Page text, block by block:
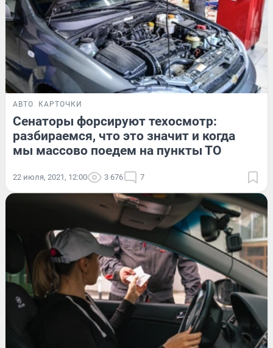
АВТО КАРТОЧКИ
Сенаторы форсируют техосмотр:
разбираемся, что это значит и когда
мы массово поедем на пункты ТО
22 июля, 2021, 12:00 3 676 7